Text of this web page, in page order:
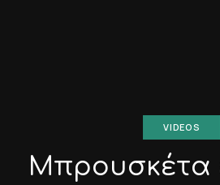
VIDEOS
Μπρουσκέτα